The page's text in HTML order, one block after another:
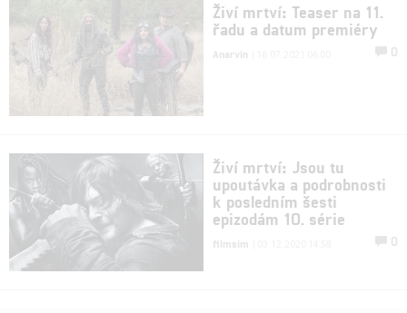
Živí mrtví: Teaser na 11.
řadu a datum premiéry
Anarvin 0
Živí mrtví: Jsou tu
upoutávka a podrobnosti
k posledním šesti
epizodám 10. série
filmsim 0